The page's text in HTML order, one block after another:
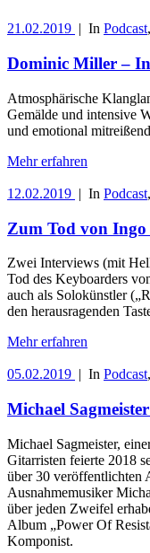
21.02.2019 | In Podcast,
Dominic Miller –
Atmosphärische
Gemälde und intensive
und emotional
Mehr erfahren
12.02.2019 | In Podcast,
Zum Tod von Ingo
Zwei Interviews (mit
Tod des Keyboarders
auch als Solokünstler
den herausragenden
Mehr erfahren
05.02.2019 | In Podcast,
Michael
Michael Sagmeister,
Gitarristen feierte 2018
über 30 veröffentlichten
Ausnahmemusiker
über jeden Zweifel
Album „Power Of
Komponist.